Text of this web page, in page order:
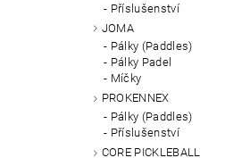
Příslušenství
JOMA
Pálky (Paddles)
Pálky Padel
Míčky
PROKENNEX
Pálky (Paddles)
Příslušenství
CORE PICKLEBALL